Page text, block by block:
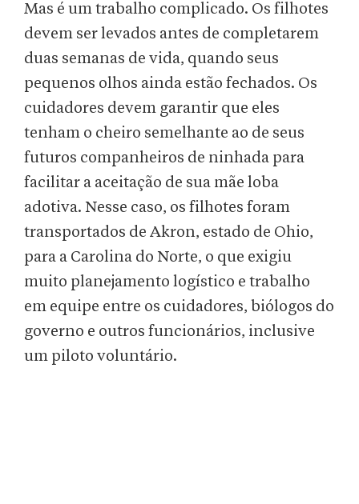
Mas é um trabalho complicado. Os filhotes
devem ser levados antes de completarem
duas semanas de vida, quando seus
pequenos olhos ainda estão fechados. Os
cuidadores devem garantir que eles
tenham o cheiro semelhante ao de seus
futuros companheiros de ninhada para
facilitar a aceitação de sua mãe loba
adotiva. Nesse caso, os filhotes foram
transportados de Akron, estado de Ohio,
para a Carolina do Norte, o que exigiu
muito planejamento logístico e trabalho
em equipe entre os cuidadores, biólogos do
governo e outros funcionários, inclusive
um piloto voluntário.